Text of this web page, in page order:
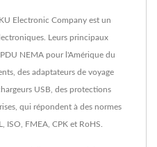
Electronic Company est un
Leurs principaux
NEMA pour l'Amérique du
des adaptateurs de voyage
USB, des protections
qui répondent à des normes
ISO, FMEA, CPK et RoHS.